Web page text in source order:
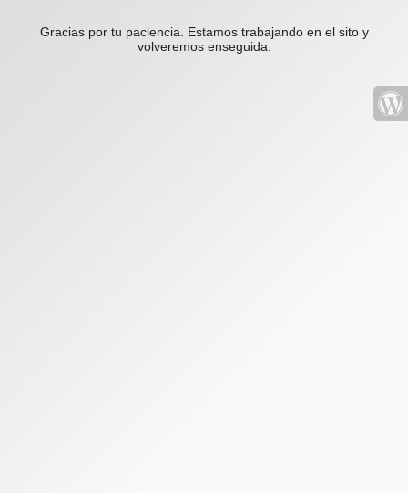
Gracias por tu paciencia. Estamos trabajando en el sito y
volveremos enseguida.